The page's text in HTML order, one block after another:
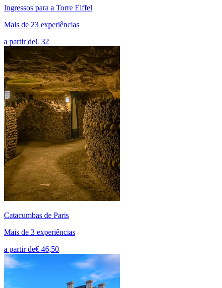
Ingressos para a Torre Eiffel
Mais de 23 experiências
a partir de€ 32
Catacumbas de Paris
Mais de 3 experiências
a partir de€ 46,50